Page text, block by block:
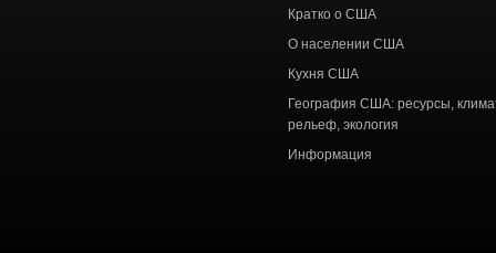
Кратко о США
О населении США
Кухня США
География США: ресурсы,
рельеф, экология
Информация